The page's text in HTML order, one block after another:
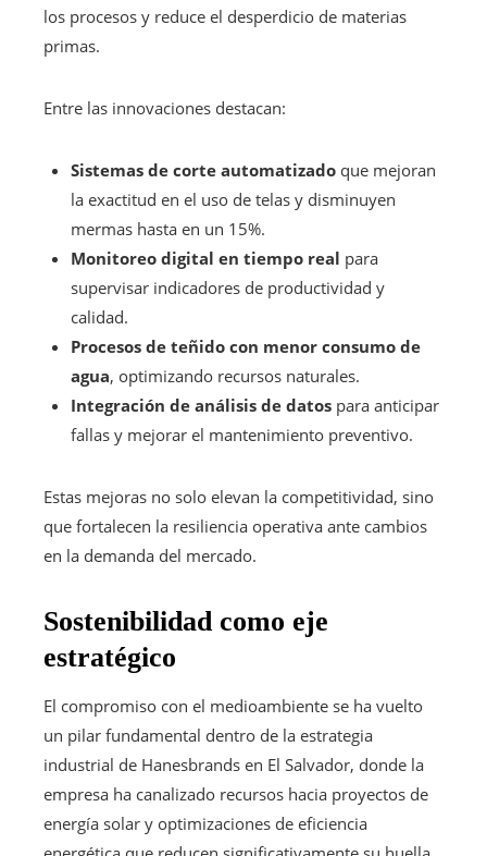
los procesos y reduce el desperdicio de materias
primas.
Entre las innovaciones destacan:
Sistemas de corte automatizado que mejoran
la exactitud en el uso de telas y disminuyen
mermas hasta en un 15%.
Monitoreo digital en tiempo real para
supervisar indicadores de productividad y
calidad.
Procesos de teñido con menor consumo de
agua, optimizando recursos naturales.
Integración de análisis de datos para anticipar
fallas y mejorar el mantenimiento preventivo.
Estas mejoras no solo elevan la competitividad, sino
que fortalecen la resiliencia operativa ante cambios
en la demanda del mercado.
Sostenibilidad como eje
estratégico
El compromiso con el medioambiente se ha vuelto
un pilar fundamental dentro de la estrategia
industrial de Hanesbrands en El Salvador, donde la
empresa ha canalizado recursos hacia proyectos de
energía solar y optimizaciones de eficiencia